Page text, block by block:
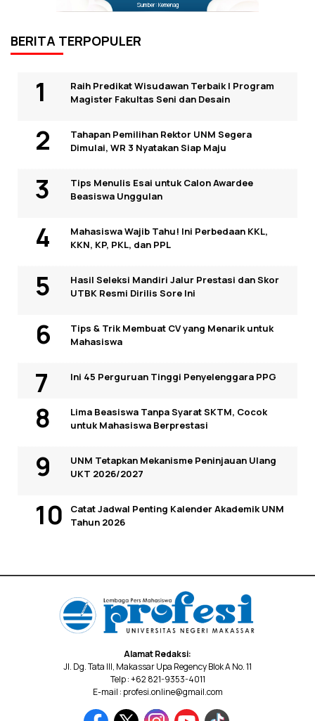
Sumber: Kemenag
BERITA TERPOPULER
Raih Predikat Wisudawan Terbaik I Program
Magister Fakultas Seni dan Desain
Tahapan Pemilihan Rektor UNM Segera
Dimulai, WR 3 Nyatakan Siap Maju
Tips Menulis Esai untuk Calon Awardee
Beasiswa Unggulan
Mahasiswa Wajib Tahu! Ini Perbedaan KKL,
KKN, KP, PKL, dan PPL
Hasil Seleksi Mandiri Jalur Prestasi dan Skor
UTBK Resmi Dirilis Sore Ini
Tips & Trik Membuat CV yang Menarik untuk
Mahasiswa
Ini 45 Perguruan Tinggi Penyelenggara PPG
Lima Beasiswa Tanpa Syarat SKTM, Cocok
untuk Mahasiswa Berprestasi
UNM Tetapkan Mekanisme Peninjauan Ulang
UKT 2026/2027
Catat Jadwal Penting Kalender Akademik UNM
Tahun 2026
Alamat Redaksi:
Jl. Dg. Tata III, Makassar Upa Regency Blok A No. 11
Telp : +62 821-9353-4011
E-mail : profesi.online@gmail.com